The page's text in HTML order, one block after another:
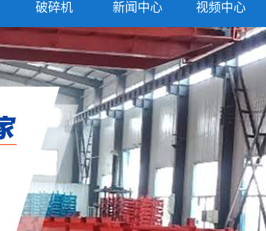
破碎机 新闻中心 视频中心